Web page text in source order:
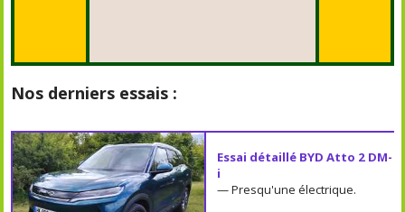
Nos derniers essais :
Essai détaillé BYD Atto 2 DM-
i
— Presqu'une électrique.